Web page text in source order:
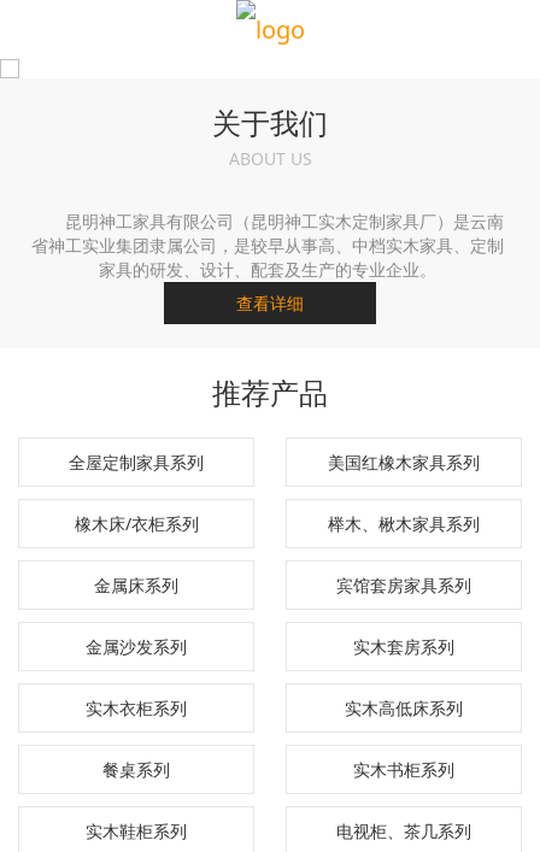
关于我们
ABOUT US
昆明神工家具有限公司（昆明神工实木定制家具厂）是云南
省神工实业集团隶属公司，是较早从事高、中档实木家具、定制
家具的研发、设计、配套及生产的专业企业。
查看详细
推荐产品
全屋定制家具系列 美国红橡木家具系列
橡木床/衣柜系列 榉木、楸木家具系列
金属床系列 宾馆套房家具系列
金属沙发系列 实木套房系列
实木衣柜系列 实木高低床系列
餐桌系列 实木书柜系列
实木鞋柜系列 电视柜、茶几系列